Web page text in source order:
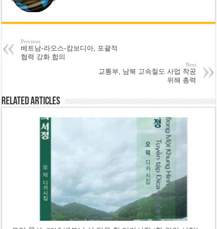
Previous
베트남-라오스-캄보디아, 포괄적
협력 강화 합의
Next
교통부, 남북 고속철도 사업 착공
위해 총력
Related Articles